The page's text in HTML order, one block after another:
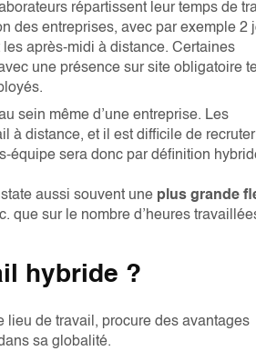
répartissent leur temps de
des entreprises, avec par exemple 2
après-midi à distance. Certaines
une présence sur site obligatoire
sein même d’une entreprise. Les
à distance, et il est difficile de
équipe sera donc par définition
aussi souvent une plus grande
que sur le nombre d’heures
hybride ?
lieu de travail, procure des avantages
sa globalité.